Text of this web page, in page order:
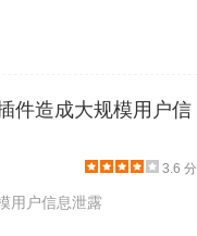
件造成大规模用户信
3.6 分
用户信息泄露